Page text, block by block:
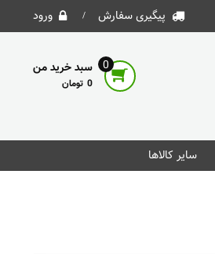
پیگیری سفارش ورود
سبد خرید من 0
0
سایر کالاها